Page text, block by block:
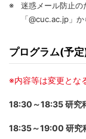
※
迷惑メール防止の
「@cuc.ac.jp」
プログラム(予
※内容等は変更とな
18:30～18:35 研究
18:35～19:00 研究